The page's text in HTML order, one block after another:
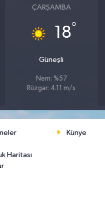
ÇARŞAMBA
18°
Güneşli
Nem: %57
Rüzgar: 4.11 m/s
Haritası
Künye